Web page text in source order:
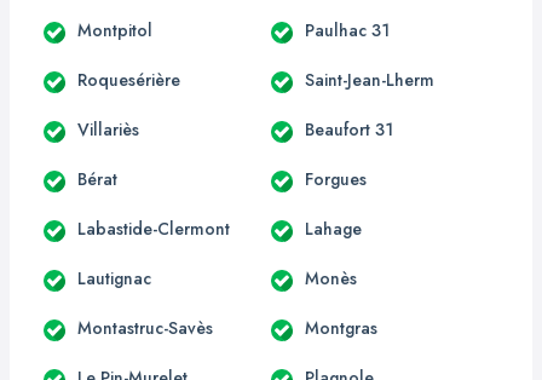
Montpitol Paulhac 31
Roquesérière Saint-Jean-Lherm
Villariès Beaufort 31
Bérat Forgues
Labastide-Clermont Lahage
Lautignac Monès
Montastruc-Savès Montgras